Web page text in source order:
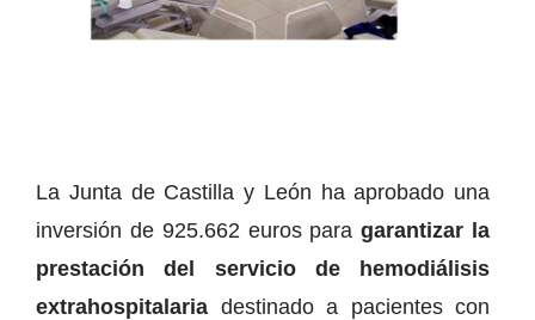
La Junta de Castilla y León ha aprobado una
inversión de 925.662 euros para garantizar la
prestación del servicio de hemodiálisis
extrahospitalaria destinado a pacientes con